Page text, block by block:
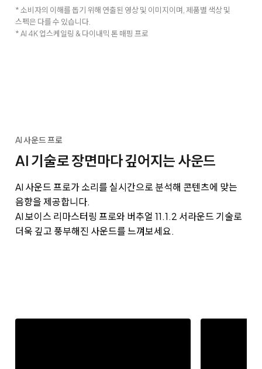
* 소비자의 이해를 돕기 위해 연출된 영상 및 이미지이며, 제품별 색상 및
스펙은 다를 수 있습니다.
* AI 4K 업스케일링 & 다이내믹 톤 매핑 프로
AI 사운드 프로
AI 기술로 장면마다 깊어지는 사운드
AI 사운드 프로가 소리를 실시간으로 분석해 콘텐츠에 맞는
음향을 제공합니다.
AI 보이스 리마스터링 프로와 버추얼 11.1.2 서라운드 기술로
더욱 깊고 풍부해진 사운드를 느껴보세요.